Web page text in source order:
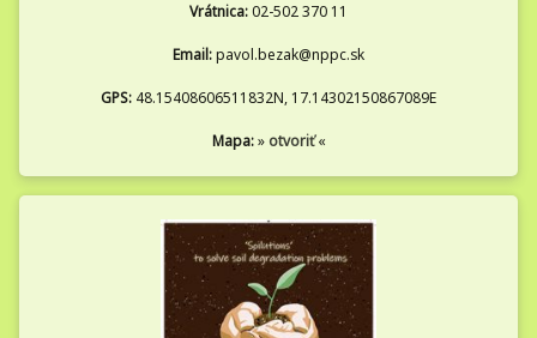
Vrátnica:02-502 370 11
Email:pavol.bezak@nppc.sk
GPS: 48.15408606511832N, 17.14302150867089E
Mapa:» otvoriť«